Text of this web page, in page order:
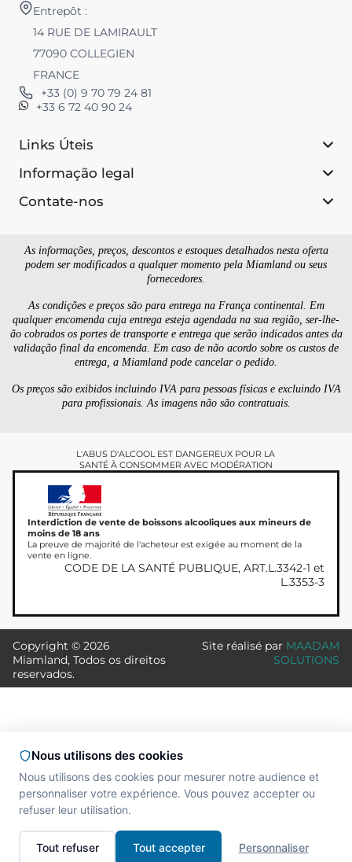
Entrepôt :
14 RUE DE LAMIRAULT
77090 COLLEGIEN
FRANCE
+33 (0) 9 70 79 24 81
+33 6 72 40 90 24
Links Úteis
Informação legal
Contate-nos
As informações, preços, descontos e estoques detalhados nesta oferta
podem ser modificados a qualquer momento pela Miamland ou seus
fornecedores.
As condições e preços são para entrega na França continental. Em
qualquer encomenda cuja entrega esteja agendada na sua região, ser-lhe-
ão cobrados os portes de transporte e entrega que serão indicados antes da
validação final da encomenda. Em caso de não acordo sobre os custos de
entrega, a Miamland pode cancelar o pedido.
Os preços são exibidos incluindo IVA para pessoas físicas e excluindo IVA
para profissionais. As imagens não são contratuais.
L'ABUS D'ALCOOL EST DANGEREUX POUR LA
SANTÉ À CONSOMMER AVEC MODÉRATION
Interdiction de vente de boissons alcooliques aux mineurs de
moins de 18 ans
La preuve de majorité de l'acheteur est exigée au moment de la
vente en ligne.
CODE DE LA SANTÉ PUBLIQUE, ART.L.3342-1 et
L.3353-3
Copyright © 2026
Miamland, Todos os direitos
reservados.
Site réalisé par MAADAM
SOLUTIONS
Nous utilisons des cookies
Nous utilisons des cookies pour mesurer notre audience et
personnaliser votre expérience. Vous pouvez accepter ou
refuser leur utilisation.
Tout refuser Tout accepter Personnaliser